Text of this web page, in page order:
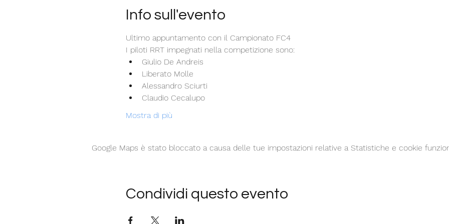
Info sull'evento
Ultimo appuntamento con il Campionato FC4
I piloti RRT impegnati nella competizione sono:
Giulio De Andreis
Liberato Molle
Alessandro Sciurti
Claudio Cecalupo
Mostra di più
Google Maps è stato bloccato a causa delle tue impostazioni relative a Statistiche e cookie
Condividi questo evento